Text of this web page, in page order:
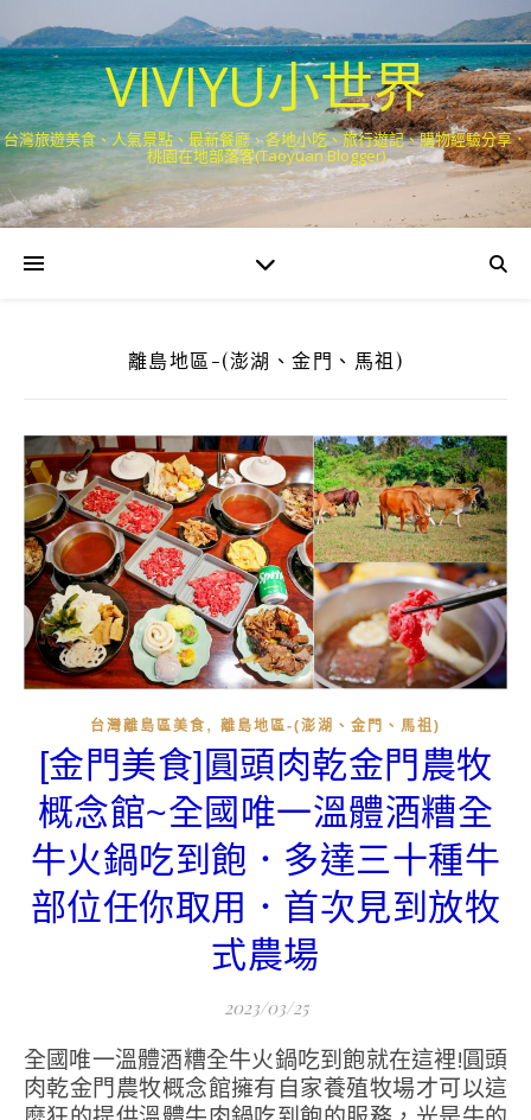
VIVIYU小世界
台灣旅遊美食、人氣景點、最新餐廳、各地小吃、旅行遊記、購物經驗分享．
桃園在地部落客(Taoyuan Blogger)
離島地區-(澎湖、金門、馬祖)
台灣離島區美食 , 離島地區-(澎湖、金門、馬祖)
[金門美食]圓頭肉乾金門農牧
概念館~全國唯一溫體酒糟全
牛火鍋吃到飽．多達三十種牛
部位任你取用．首次見到放牧
式農場
2023/03/25
全國唯一溫體酒糟全牛火鍋吃到飽就在這裡!圓頭
肉乾金門農牧概念館擁有自家養殖牧場才可以這